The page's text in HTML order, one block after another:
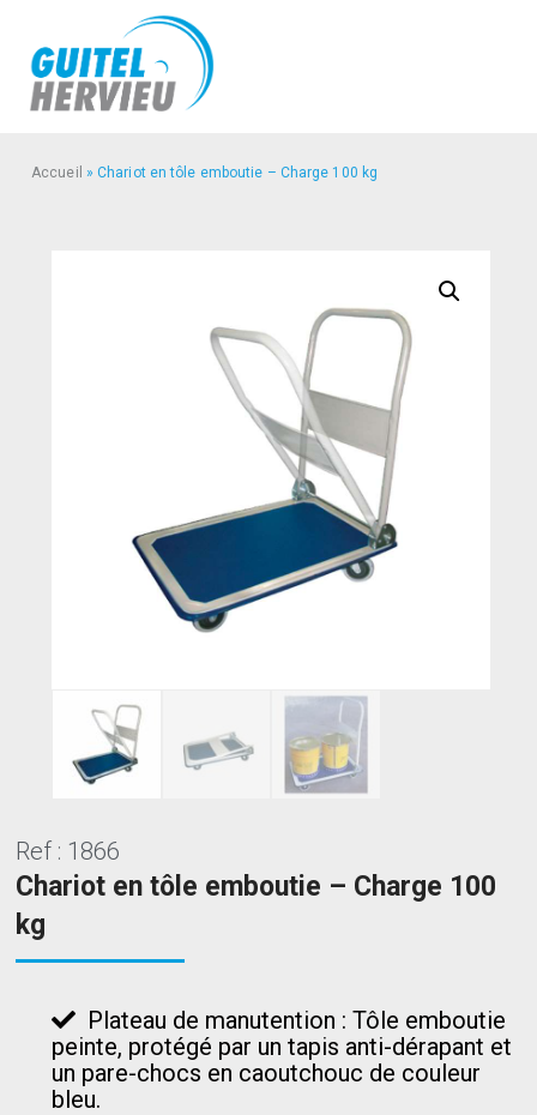
Accueil »Chariot en tôle emboutie – Charge 100 kg
Ref : 1866
Chariot en tôle emboutie – Charge 100
kg
Plateau de manutention : Tôle emboutie
peinte, protégé par un tapis anti-dérapant et
un pare-chocs en caoutchouc de couleur
bleu.